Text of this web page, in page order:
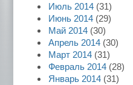
Июль 2014 (31)
Июнь 2014 (29)
Май 2014 (30)
Апрель 2014 (30)
Март 2014 (31)
Февраль 2014 (28)
Январь 2014 (31)